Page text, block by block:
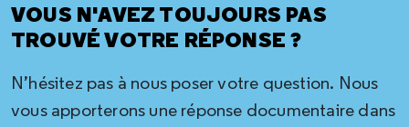
VOUS N'AVEZ TOUJOURS PAS
TROUVÉ VOTRE RÉPONSE ?
N’hésitez pas à nous poser votre question. Nous
vous apporterons une réponse documentaire dans